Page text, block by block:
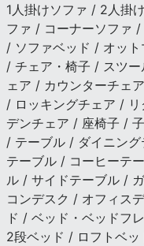
1人掛けソファ / 2人掛
ファ / コーナーソファ
/ ソファベッド / オッ
/ チェア・椅子 / スツ
ェア / カウンターチェ
/ ロッキングチェア /
デンチェア / 座椅子 /
/ テーブル / ダイニン
テーブル / コーヒーテ
ル / サイドテーブル /
コンデスク / オフィス
ド / ベッド・ベッドフ
2段ベッド / ロフトベ